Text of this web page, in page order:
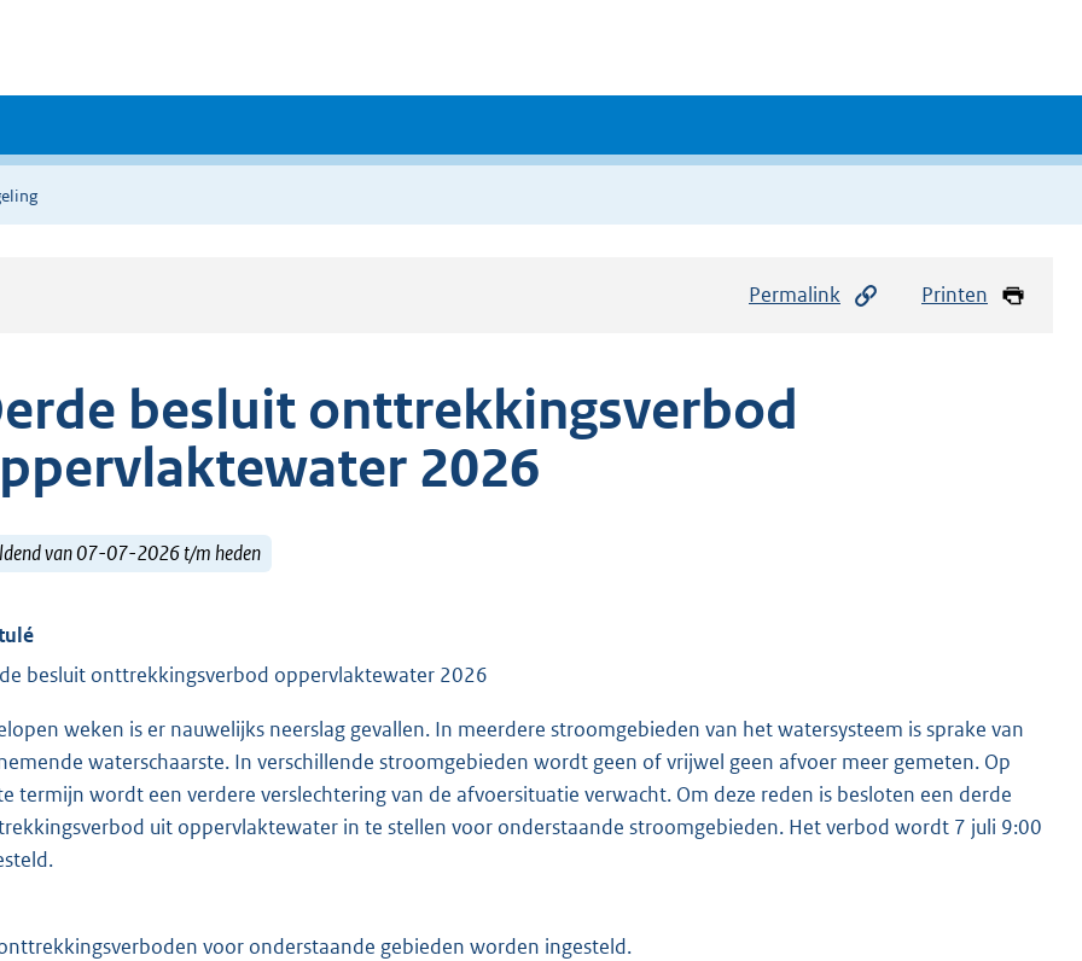
Permalink Printen
besluit onttrekkingsverbod
2026
van 07-07-2026 t/m heden
besluit onttrekkingsverbod oppervlaktewater 2026
weken is er nauwelijks neerslag gevallen. In meerdere stroomgebieden van het watersysteem is sprake van
waterschaarste. In verschillende stroomgebieden wordt geen of vrijwel geen afvoer meer gemeten. Op
termijn wordt een verdere verslechtering van de afvoersituatie verwacht. Om deze reden is besloten een derde
uit oppervlaktewater in te stellen voor onderstaande stroomgebieden. Het verbod wordt 7 juli 9:00
voor onderstaande gebieden worden ingesteld.